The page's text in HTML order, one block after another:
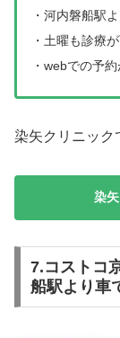
・河内磐船駅
・土曜も診療
・webでの予
染矢クリニック
染
7.コストコ
船駅より車